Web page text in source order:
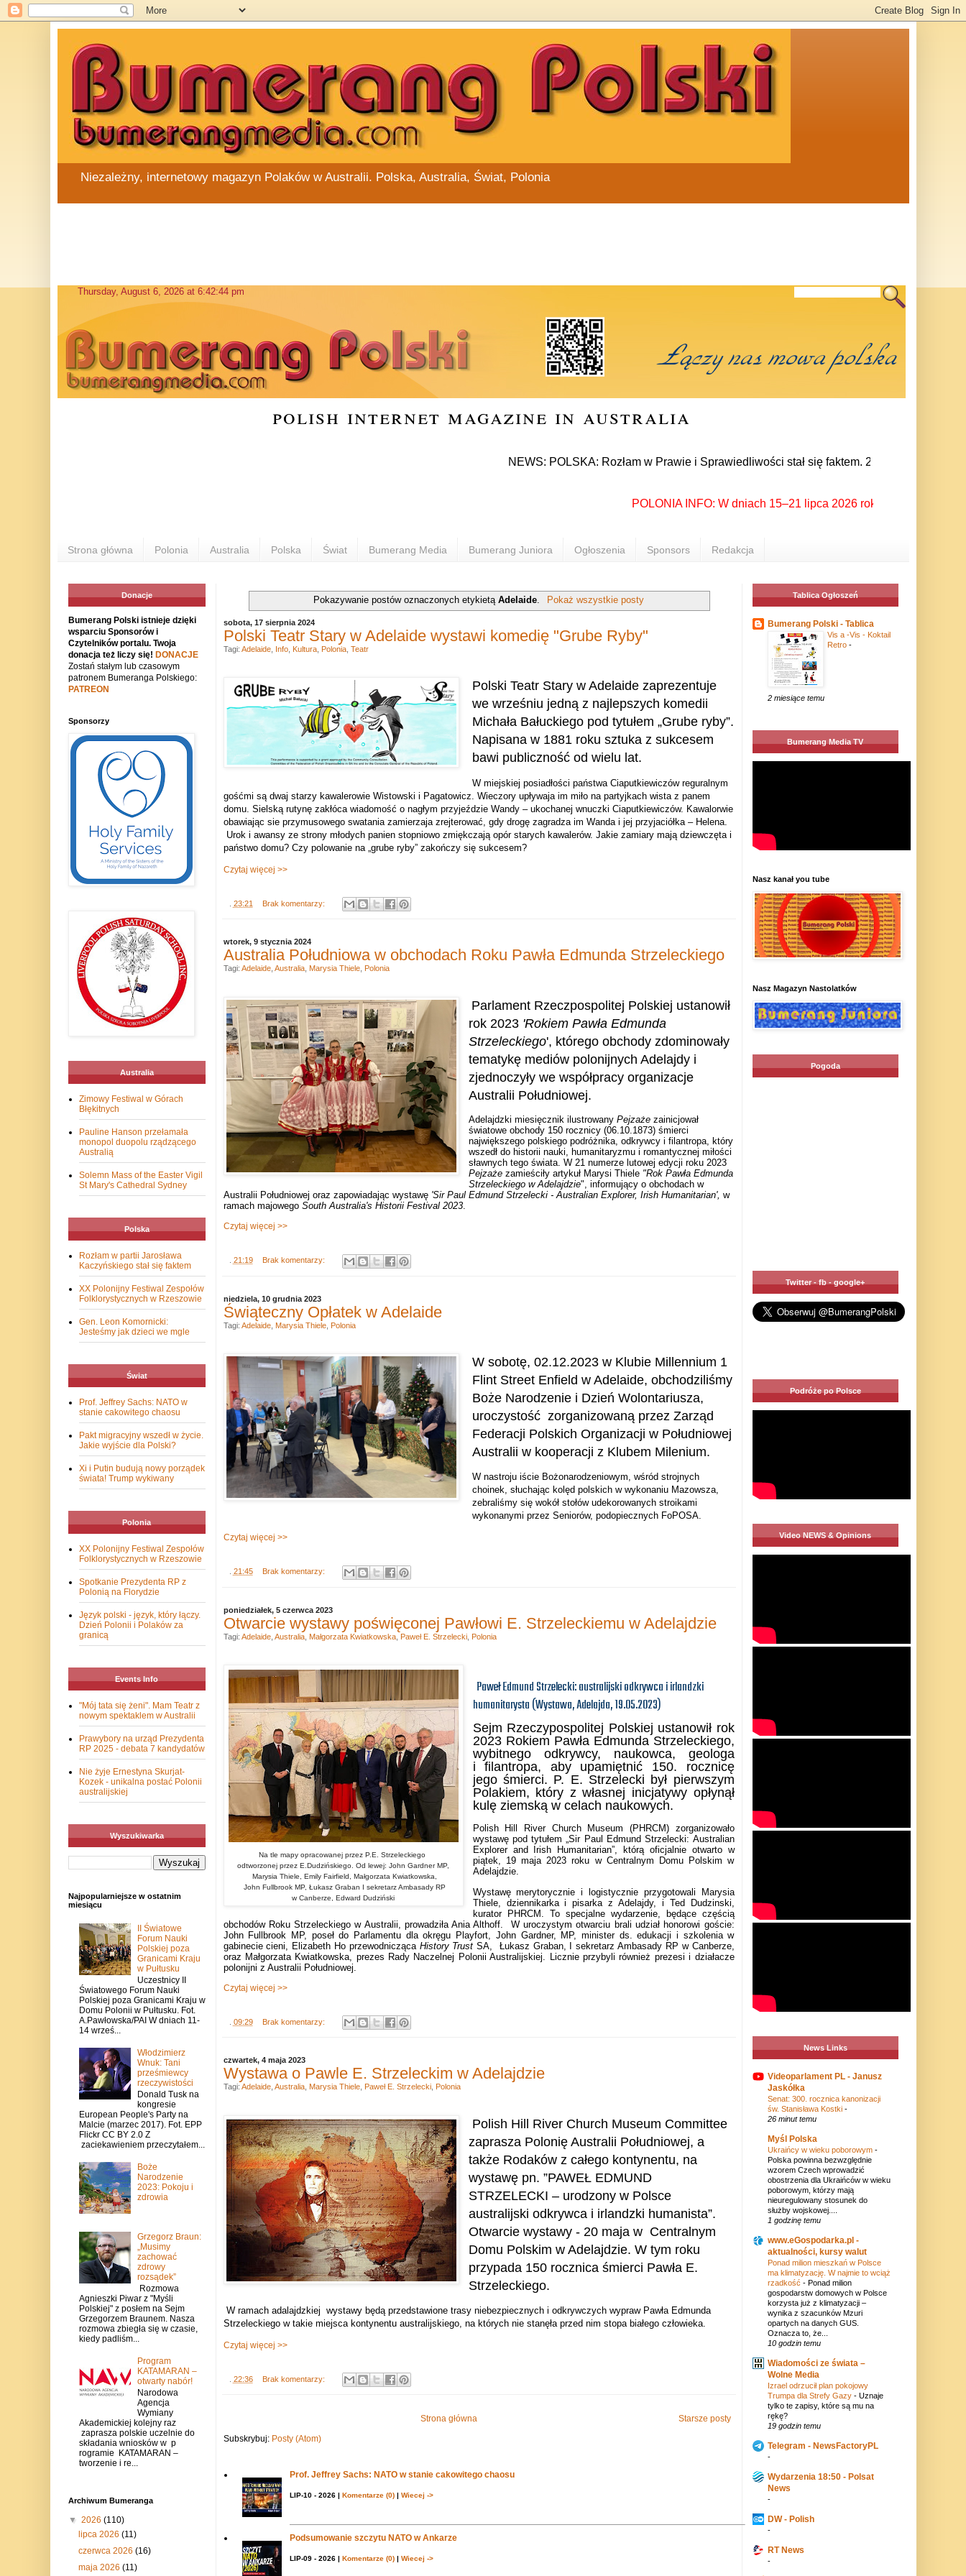
Niezależny, internetowy magazyn Polaków w Australii. Polska, Australia, Świat, Polonia
polish internet magazine in australia
NEWS: POLSKA: Rozłam w Prawie i Sprawiedliwości stał się faktem. 24 lipca prezes partii
POLONIA INFO: W dniach 15–21 lipca 2026 roku Rzeszów
Strona główna Polonia Australia Polska Świat Bumerang Media Bumerang Juniora Ogłoszenia Sponsors Redakcja
Pokazywanie postów oznaczonych etykietąAdelaide. Pokaż wszystkie posty
sobota, 17 sierpnia 2024
Polski Teatr Stary w Adelaide wystawi komedię "Grube Ryby"
Polski Teatr Stary w Adelaide zaprezentuje
we wrześniu jedną z najlepszych komedii
Michała Bałuckiego pod tytułem „Grube ryby”.
Napisana w 1881 roku sztuka z sukcesem
bawi publiczność od wielu lat.
W miejskiej posiadłości państwa Ciaputkiewiczów reguralnym
gośćmi są dwaj starzy kawalerowie Wistowski i Pagatowicz. Wieczory upływaja im miło na partyjkach wista z panem
domu. Sielską rutynę zakłóca wiadomość o nagłym przyjeździe Wandy – ukochanej wnuczki Ciaputkiewiczów. Kawalorwie
obawiając sie przymusowego swatania zamierzaja zrejterować, gdy drogę zagradza im Wanda i jej przyjaciółka – Helena.
Urok i awansy ze strony młodych panien stopniowo zmiękczają opór starych kawalerów. Jakie zamiary mają dziewczęta i
państwo domu? Czy polowanie na „grube ryby” zakończy się sukcesem?
Czytaj więcej >>
23:21 Brak komentarzy:
Tagi: Adelaide, Info, Kultura, Polonia, Teatr
wtorek, 9 stycznia 2024
Australia Południowa w obchodach Roku Pawła Edmunda Strzeleckiego
Parlament Rzeczpospolitej Polskiej ustanowił
rok 2023'Rokiem Pawła Edmunda
Strzeleckiego', którego obchody zdominowały
tematykę mediów polonijnych Adelajdy i
zjednoczyły we współpracy organizacje
Australii Południowej.
Adelajdzki miesięcznik ilustrowany Pejzażezainicjował
światowe obchody 150 rocznicy (06.10.1873) śmierci
największego polskiego podróżnika, odkrywcy i filantropa, który
wszedł do historii nauki, humanitaryzmu i romantycznej miłości
sławnych tego świata. W 21 numerze lutowej edycji roku 2023
Pejzażezamieściły artykuł Marysi Thiele "Rok Pawła Edmunda
Strzeleckiego w Adelajdzie", informujący o obchodach w
Australii Południowej oraz zapowiadając wystawę 'Sir Paul Edmund Strzelecki - Australian Explorer, Irish Humanitarian', w
ramach majowego South Australia's Historii Festival 2023.
Czytaj więcej >>
21:19 Brak komentarzy:
Tagi: Adelaide, Australia, Marysia Thiele, Polonia
niedziela, 10 grudnia 2023
Świąteczny Opłatek w Adelaide
W sobotę, 02.12.2023 w Klubie Millennium 1
Flint Street Enfield w Adelaide, obchodziliśmy
Boże Narodzenie i Dzień Wolontariusza,
uroczystość zorganizowaną przez Zarząd
Federacji Polskich Organizacji w Południowej
Australii w kooperacji z Klubem Milenium.
W nastroju iście Bożonarodzeniowym, wśród strojnych
choinek, słuchając kolęd polskich w wykonaniu Mazowsza,
zebraliśmy się wokół stołów udekorowanych stroikami
wykonanymi przez Seniorów, podopiecznych FoPOSA.
Czytaj więcej >>
21:45 Brak komentarzy:
Tagi: Adelaide, Marysia Thiele, Polonia
poniedziałek, 5 czerwca 2023
Otwarcie wystawy poświęconej Pawłowi E. Strzeleckiemu w Adelajdzie
Na tle mapy opracowanej przez P.E. Strzeleckiego
odtworzonej przez E.Dudzińskiego. Od lewej: John Gardner MP,
Marysia Thiele, Emily Fairfield, Małgorzata Kwiatkowska,
John Fullbrook MP, Łukasz Graban I sekretarz Ambasady RP
w Canberze, Edward Dudziński
Paweł Edmund Strzelecki: australijski odkrywca i irlandzki
humanitarysta(Wystawa, Adelajda, 19.05.2023)
Sejm Rzeczypospolitej Polskiej ustanowił rok
2023 Rokiem Pawła Edmunda Strzeleckiego,
wybitnego odkrywcy, naukowca, geologa
i filantropa, aby upamiętnić 150. rocznicę
jego śmierci. P. E. Strzelecki był pierwszym
Polakiem, który z własnej inicjatywy opłynął
kulę ziemską w celach naukowych.
Polish Hill River Church Museum (PHRCM) zorganizowało
wystawę pod tytułem „Sir Paul Edmund Strzelecki: Australian
Explorer and Irish Humanitarian”, którą oficjalnie otwarto w
piątek, 19 maja 2023 roku w Centralnym Domu Polskim w
Adelajdzie.
Wystawę merytorycznie i logistycznie przygotowali Marysia
Thiele, dziennikarka i pisarka z Adelajdy, i Ted Dudzinski,
kurator PHRCM. To specjalne wydarzenie, będące częścią
obchodów Roku Strzeleckiego w Australii, prowadziła Ania Althoff.
W uroczystym otwarciu brali udział honorowi goście:
John Fullbrook MP, poseł do Parlamentu dla okręgu Playfort, John Gardner, MP, minister ds. edukacji i szkolenia w
gabinecie cieni, Elizabeth Ho przewodnicząca History Trust SA, Łukasz Graban, I sekretarz Ambasady RP w Canberze,
oraz Małgorzata Kwiatkowska, prezes Rady Naczelnej Polonii Australijskiej. Licznie przybyli również prezesi i działacze
polonijni z Australii Południowej.
Czytaj więcej >>
09:29 Brak komentarzy:
Tagi: Adelaide, Australia, Małgorzata Kwiatkowska, Paweł E. Strzelecki, Polonia
czwartek, 4 maja 2023
Wystawa o Pawle E. Strzeleckim w Adelajdzie
Polish Hill River Church Museum Committee
zaprasza Polonię Australii Południowej, a
także Rodaków z całego kontynentu, na
wystawę pn. ”PAWEŁ EDMUND
STRZELECKI – urodzony w Polsce
australijski odkrywca i irlandzki humanista”.
Otwarcie wystawy - 20 maja w Centralnym
Domu Polskim w Adelajdzie. W tym roku
przypada 150 rocznica śmierci Pawła E.
Strzeleckiego.
W ramach adalajdzkiej wystawy będą przedstawione trasy niebezpiecznych i odkrywczych wypraw Pawła Edmunda
Strzeleckiego w takie miejsca kontynentu australijskiego, na których nie stanęła przed nim stopa białego człowieka.
Czytaj więcej >>
22:36 Brak komentarzy:
Tagi: Adelaide, Australia, Marysia Thiele, Paweł E. Strzelecki, Polonia
Starsze posty
Strona główna
Subskrybuj: Posty (Atom)
Prof. Jeffrey Sachs: NATO w stanie cakowitego chaosu
LIP-10 - 2026 | Komentarze (0)| Wiecej ->
Podsumowanie szczytu NATO w Ankarze
LIP-09 - 2026 | Komentarze (0)| Wiecej ->
Donacje
Bumerang Polski istnieje dzięki
wsparciu Sponsorów i
Czytelników portalu. Twoja
donacja też liczy się! DONACJE
Zostań stałym lub czasowym
patronem Bumeranga Polskiego:
PATREON
Sponsorzy
Australia
Zimowy Festiwal w Górach
Błękitnych
Pauline Hanson przełamała
monopol duopolu rządzącego
Australią
Solemn Mass of the Easter Vigil
St Mary's Cathedral Sydney
Polska
Rozłam w partii Jarosława
Kaczyńskiego stał się faktem
XX Polonijny Festiwal Zespołów
Folklorystycznych w Rzeszowie
Gen. Leon Komornicki:
Jesteśmy jak dzieci we mgle
Świat
Prof. Jeffrey Sachs: NATO w
stanie cakowitego chaosu
Pakt migracyjny wszedł w życie.
Jakie wyjście dla Polski?
Xi i Putin budują nowy porządek
świata! Trump wykiwany
Polonia
XX Polonijny Festiwal Zespołów
Folklorystycznych w Rzeszowie
Spotkanie Prezydenta RP z
Polonią na Florydzie
Język polski - język, który łączy.
Dzień Polonii i Polaków za
granicą
Events Info
"Mój tata się żeni". Mam Teatr z
nowym spektaklem w Australii
Prawybory na urząd Prezydenta
RP 2025 - debata 7 kandydatów
Nie żyje Ernestyna Skurjat-
Kozek - unikalna postać Polonii
australijskiej
Wyszukiwarka
Najpopularniejsze w ostatnim
miesiącu
II Światowe
Forum Nauki
Polskiej poza
Granicami Kraju
w Pułtusku
Uczestnicy II
Światowego Forum Nauki
Polskiej poza Granicami Kraju w
Domu Polonii w Pułtusku. Fot.
A.Pawłowska/PAI W dniach 11-
14 wrześ...
Włodzimierz
Wnuk: Tani
prześmiewcy
rzeczywistości
Donald Tusk na
kongresie
European People's Party na
Malcie (marzec 2017). Fot. EPP
Flickr CC BY 2.0 Z
zaciekawieniem przeczytałem...
Boże
Narodzenie
2023: Pokoju i
zdrowia
Grzegorz Braun:
„Musimy
zachować
zdrowy
rozsądek”
Rozmowa
Agnieszki Piwar z "Myśli
Polskiej" z posłem na Sejm
Grzegorzem Braunem. Nasza
rozmowa zbiegła się w czasie,
kiedy padliśm...
Program
KATAMARAN –
otwarty nabór!
Narodowa
Agencja
Wymiany
Akademickiej kolejny raz
zaprasza polskie uczelnie do
składania wniosków w p
rogramie KATAMARAN –
tworzenie i re...
Archiwum Bumeranga
▼ 2026 (110)
lipca 2026 (11)
czerwca 2026 (16)
maja 2026 (11)
Tablica Ogłoszeń
Bumerang Polski - Tablica
Vis a -Vis - Koktail
Retro -
2 miesiące temu
Bumerang Media TV
Nasz kanał you tube
Nasz Magazyn Nastolatków
Pogoda
Twitter - fb - google+
Podróże po Polsce
Video NEWS & Opinions
News Links
Videoparlament PL - Janusz
Jaskółka
Senat: 300. rocznica kanonizacji
św. Stanisława Kostki -
26 minut temu
Myśl Polska
Ukraińcy w wieku poborowym -
Polska powinna bezwzględnie
wzorem Czech wprowadzić
obostrzenia dla Ukraińców w wieku
poborowym, którzy mają
nieuregulowany stosunek do
służby wojskowej....
1 godzinę temu
www.eGospodarka.pl -
aktualności, kursy walut
Ponad milion mieszkań w Polsce
ma klimatyzację. W najmie to wciąż
rzadkość - Ponad milion
gospodarstw domowych w Polsce
korzysta już z klimatyzacji –
wynika z szacunków Mzuri
opartych na danych GUS.
Oznacza to, że...
10 godzin temu
Wiadomości ze świata –
Wolne Media
Izrael odrzucił plan pokojowy
Trumpa dla Strefy Gazy - Uznaje
tylko te zapisy, które są mu na
rękę?
19 godzin temu
Telegram - NewsFactoryPL
-
Wydarzenia 18:50 - Polsat
News
-
DW - Polish
-
RT News
-